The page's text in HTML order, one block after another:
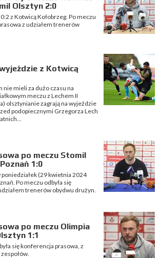
Olsztyn 2:0
z Kotwicą Kołobrzeg. Po meczu
z udziałem trenerów
z Kotwicą
nie mieli za dużo czasu na
meczu z Lechem II
olsztynianie zagrają na wyjeździe
podopiecznymi Grzegorza Lech
po meczu Stomil
1:0
(29 kwietnia 2024
Po meczu odbyła się
trenerów obydwu drużyn.
po meczu Olimpia
1:1
się konferencja prasowa, z